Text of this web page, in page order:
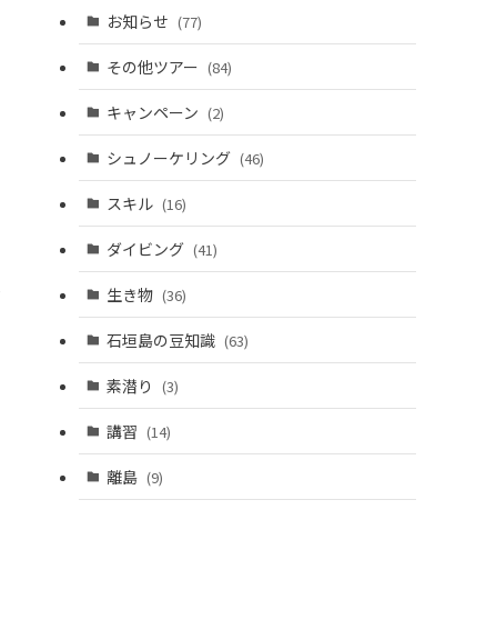
お知らせ (77)
その他ツアー (84)
キャンペーン (2)
シュノーケリング (46)
スキル (16)
ダイビング (41)
生き物 (36)
石垣島の豆知識 (63)
素潜り (3)
講習 (14)
離島 (9)